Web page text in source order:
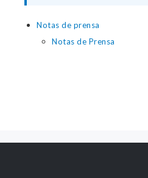
Notas de prensa
Notas de Prensa